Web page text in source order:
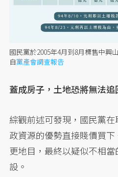
國民黨於2005年4月到8月標售中興
自黨產會調查報告
蓋成房子，土地恐將無法追
綜觀前述可發現，國民黨
政資源的優勢直接賤價買
更地目，最終以疑似不相
設。